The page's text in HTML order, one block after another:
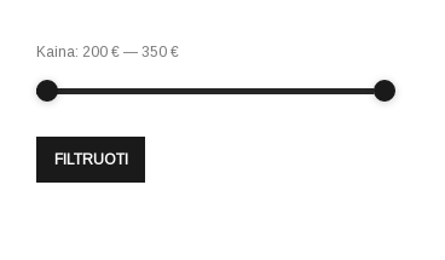
FILTRUOTI
Kaina: 200 € — 350 €